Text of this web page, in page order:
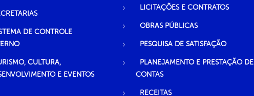
DE CONTROLE
CULTURA,
E EVENTOS
LICITAÇÕES E CONTRATOS
OBRAS PÚBLICAS
PESQUISA DE SATISFAÇÃO
PLANEJAMENTO E PRESTAÇÃO DE
CONTAS
RECEITAS